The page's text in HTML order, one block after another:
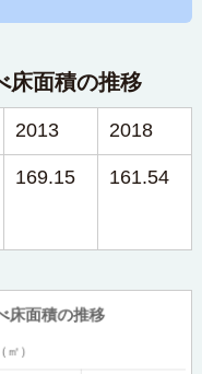
床面積の推移
2013 2018
169.15 161.54